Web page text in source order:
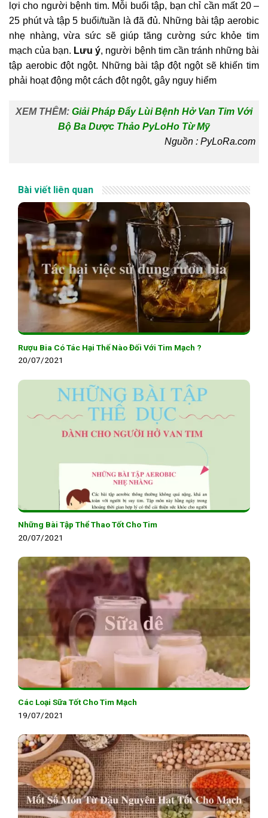
lợi cho người bệnh tim. Mỗi buổi tập, bạn chỉ cần mất 20 –
25 phút và tập 5 buổi/tuần là đã đủ. Những bài tập aerobic
nhẹ nhàng, vừa sức sẽ giúp tăng cường sức khỏe tim
mạch của bạn. Lưu ý, người bệnh tim cần tránh những bài
tập aerobic đột ngột. Những bài tập đột ngột sẽ khiến tim
phải hoạt động một cách đột ngột, gây nguy hiểm
XEM THÊM: Giải Pháp Đẩy Lùi Bệnh Hở Van Tim Với
Bộ Ba Dược Thảo PyLoHo Từ Mỹ
Nguồn : PyLoRa.com
Bài viết liên quan
Rượu Bia Có Tác Hại Thế Nào Đối Với Tim Mạch ?
20/07/2021
Những Bài Tập Thể Thao Tốt Cho Tim
20/07/2021
Các Loại Sữa Tốt Cho Tim Mạch
19/07/2021